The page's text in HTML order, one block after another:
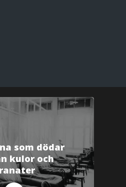
som dödar
kulor och